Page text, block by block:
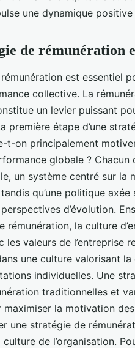
une dynamique
de rémunération
est essentiel
collective. La
un levier puissant
première étape d’une
t-on principalement
globale ? Chacun
un système centré sur
qu’une politique
d’évolution.
rémunération, la culture
valeurs de l’entreprise
une culture valorisant
individuelles. Une
traditionnelles et
maximiser la motivation
une stratégie de
de l’organisation.